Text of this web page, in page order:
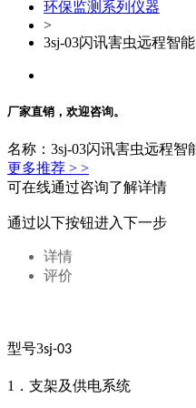
环保监测系列仪器
>
3sj-03闪讯害虫远程智
厂家直销，欢迎咨询。
名称：3sj-03闪讯害虫远程智
更多推荐 > >
可在线通过咨询了解详情
通过以下按钮进入下一步
详情
评价
型号3sj-03
1 ．支架及供电系统